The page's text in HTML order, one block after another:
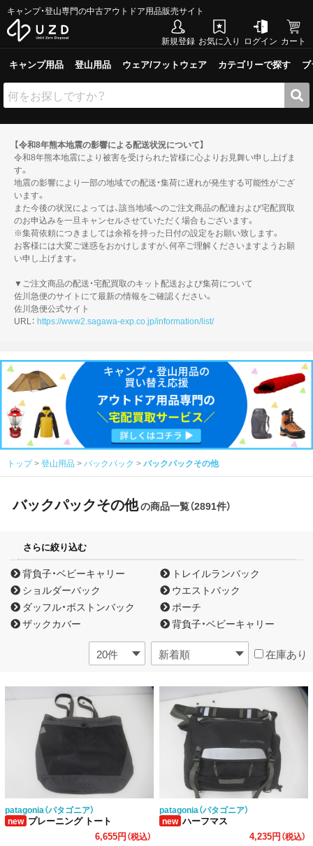
キャンプ・登山専門の中古アウトドア用品販売サイト
新規登録 お気に入り ログイン カート
キャンプ用品 登山用品 ウェア/フットウェア カテゴリーで探す
【令和8年熊本地震の影響による配送状況について】
令和8年熊本地震により被害を受けられた皆様に心よりお見舞い申し上げま
す。
地震の影響により一部の地域での配送・集荷に遅れが発生する可能性がござ
います。
また今後の状況によっては、該当地域へのご注文商品の配達および宅配買取
のお申込みを一旦キャンセルさせていただく場合もございます。
※集荷依頼につきましては余裕を持った日付の設定をお願い致します。
お客様には大変ご迷惑をおかけしますが、何卒ご理解くださいますようお願
い申し上げます。
▼ご注文商品の配送・宅配買取のキット配送および集荷について
佐川急便のサイトにて最新の情報をご確認ください。
佐川急便公式サイト
URL： https://www2.sagawa-exp.co.jp/information/list/
トップ 登山用品 バックパック バックパックその他
バックパックその他の商品一覧（2891件）
さらに絞り込む
背負子・ベビーキャリー
トレイルランバック
ショルダーバック
ウエストバック
ダッフル・ボストンバック
ポーチ
ザックカバー
背負子・ベビーキャリー
在庫あり
patagonia（パタゴニア）
new プレーニング トート
6,655円（税込）
patagonia（パタゴニア）
new ハーフマス
4,235円（税込）